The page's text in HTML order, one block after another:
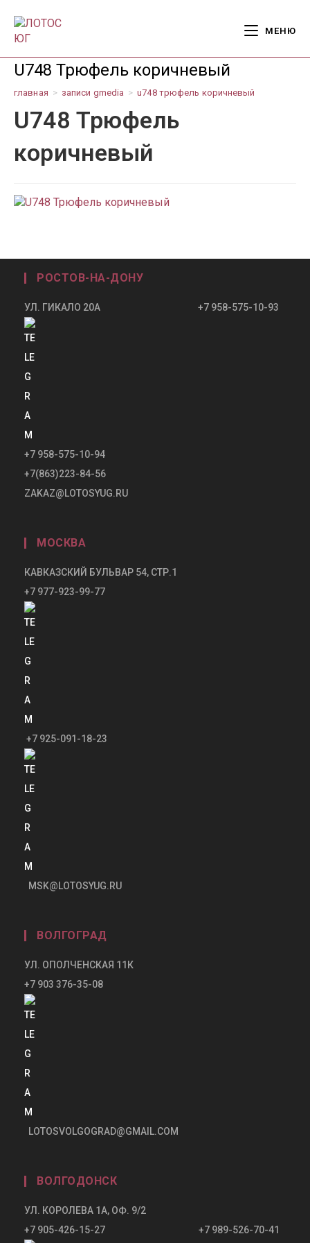
содержимому
МЕНЮ
U748 Трюфель коричневый
главная > записи gmedia > u748 трюфель коричневый
U748 Трюфель
коричневый
РОСТОВ-НА-ДОНУ
УЛ. ГИКАЛО 20А +7 958-575-10-93
+7 958-575-10-94
+7(863)223-84-56
ZAKAZ@LOTOSYUG.RU
МОСКВА
КАВКАЗСКИЙ БУЛЬВАР 54, СТР.1
+7 977-923-99-77
+7 925-091-18-23
MSK@LOTOSYUG.RU
ВОЛГОГРАД
УЛ. ОПОЛЧЕНСКАЯ 11К
+7 903 376-35-08
LOTOSVOLGOGRAD@GMAIL.COM
ВОЛГОДОНСК
УЛ. КОРОЛЕВА 1А, ОФ. 9/2
+7 905-426-15-27 +7 989-526-70-41